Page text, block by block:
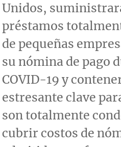
Unidos,
préstamos
de pequeñas
su nómina de pago
COVID-19 y
estresante clave
son totalmente
cubrir costos de